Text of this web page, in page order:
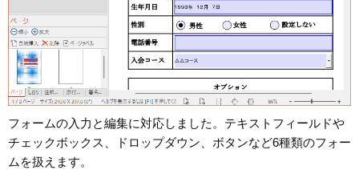
フォームの入力と編集に対応しました。テキストフィールドや
チェックボックス、ドロップダウン、ボタンなど6種類のフォー
ムを扱えます。